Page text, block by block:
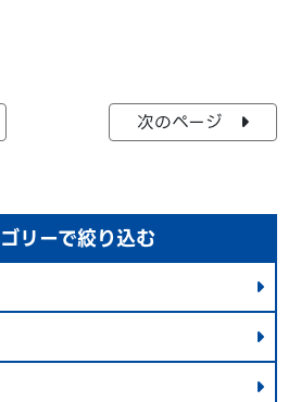
次のページ
リーで絞り込む